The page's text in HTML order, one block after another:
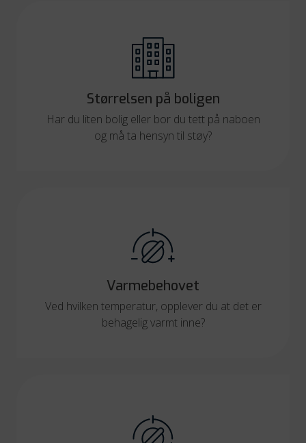
Størrelsen på boligen
Har du liten bolig eller bor du tett på naboen
og må ta hensyn til støy?
Varmebehovet
Ved hvilken temperatur, opplever du at det er
behagelig varmt inne?